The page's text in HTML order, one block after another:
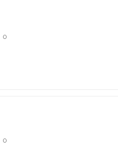
0
0